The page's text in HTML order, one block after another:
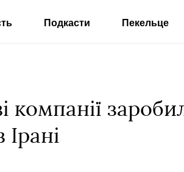
Подкасти Пекельце
компанії